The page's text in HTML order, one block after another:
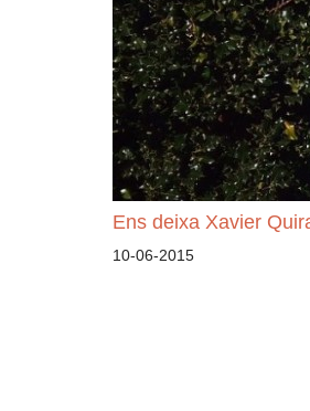
Ens deixa Xavier
10-06-2015